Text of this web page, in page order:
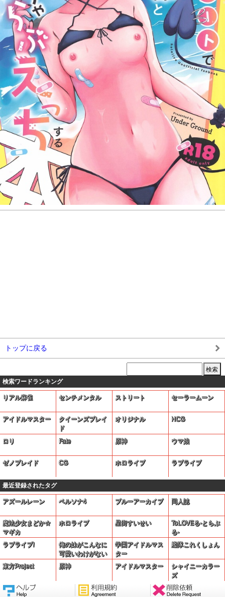
トップに戻る
検索ワードランキング
リアル麻雀 センチメンタル ストリート セーラームーン
アイドルマスター
クイーンズブレイ
ド
オリジナル HCG
ロリ Fate 原神 ウマ娘
ゼノブレイド CG ホロライブ ラブライブ
最近登録されたタグ
アズールレーン ペルソナ4 ブルーアーカイブ 同人誌
魔法少女まどか☆
マギカ
ホロライブ 星街すいせい
ToLOVEる-とらぶ
る-
ラブライブ!
俺の妹がこんなに
可愛いわけがない
学園アイドルマス
ター
艦隊これくしょん
東方Project 原神 アイドルマスター
シャイニーカラー
ズ